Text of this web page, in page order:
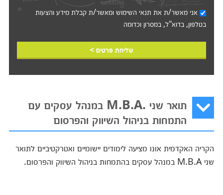
אני מאשר/ת את תנאי השימושומאשר/ת קבלת מידע והצעות
בטלפון, בדוא"ל, במסרון וכדומה‎‎
שליחת פרטים >
תואר שני .M.B.A במנהל עסקים עם
התמחות בניהול השיווק והפרסום
הקריה האקדמית אונו מציעה לימודים יישומיים ואטרקטיביים לתואר
שני M.B.A במנהל עסקים בהתמחות בניהול השיווק והפרסום.